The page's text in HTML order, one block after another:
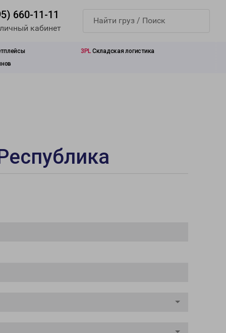
660-11-11
кабинет
3PL Складская логистика